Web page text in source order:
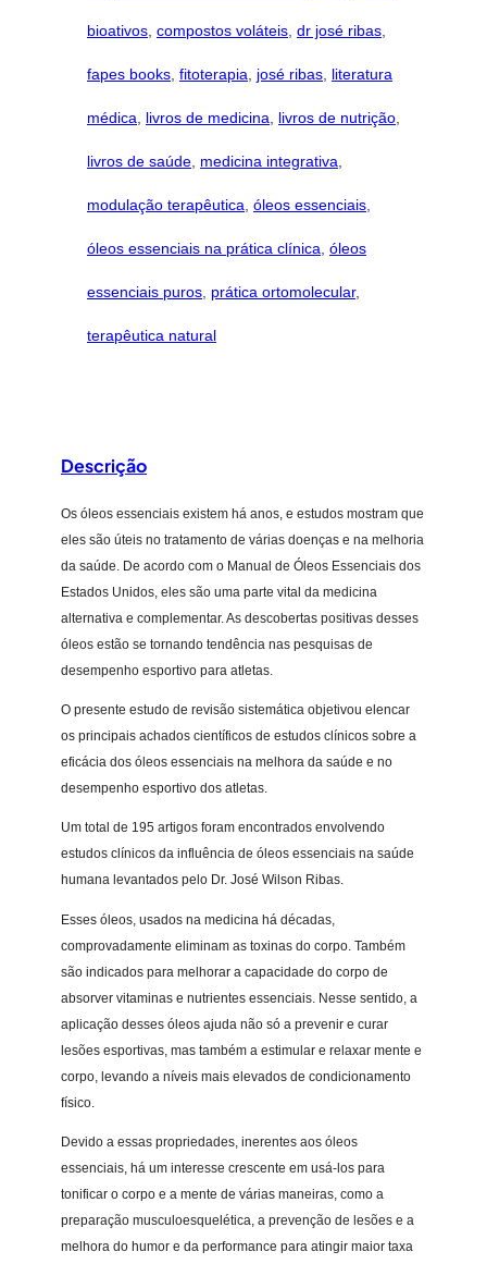
s
u
t
d
e
bioativos compostos voláteis dr josé ribas
fapes books fitoterapia josé ribas literatura
médica livros de medicina livros de nutrição
livros de saúde medicina integrativa
modulação terapêutica óleos essenciais
óleos essenciais na prática clínica óleos
essenciais puros prática ortomolecular
terapêutica natural
Descrição
Os óleos essenciais existem há anos, e estudos mostram que
eles são úteis no tratamento de várias doenças e na melhoria
da saúde. De acordo com o Manual de Óleos Essenciais dos
Estados Unidos, eles são uma parte vital da medicina
alternativa e complementar. As descobertas positivas desses
óleos estão se tornando tendência nas pesquisas de
desempenho esportivo para atletas.
O presente estudo de revisão sistemática objetivou elencar
os principais achados científicos de estudos clínicos sobre a
eficácia dos óleos essenciais na melhora da saúde e no
desempenho esportivo dos atletas.
Um total de 195 artigos foram encontrados envolvendo
estudos clínicos da influência de óleos essenciais na saúde
humana levantados pelo Dr. José Wilson Ribas.
Esses óleos, usados na medicina há décadas,
comprovadamente eliminam as toxinas do corpo. Também
são indicados para melhorar a capacidade do corpo de
absorver vitaminas e nutrientes essenciais. Nesse sentido, a
aplicação desses óleos ajuda não só a prevenir e curar
lesões esportivas, mas também a estimular e relaxar mente e
corpo, levando a níveis mais elevados de condicionamento
físico.
Devido a essas propriedades, inerentes aos óleos
essenciais, há um interesse crescente em usá-los para
tonificar o corpo e a mente de várias maneiras, como a
preparação musculoesquelética, a prevenção de lesões e a
melhora do humor e da performance para atingir maior taxa